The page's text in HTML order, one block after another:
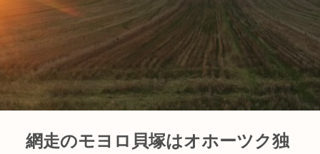
網走のモヨロ貝塚はオホーツク独